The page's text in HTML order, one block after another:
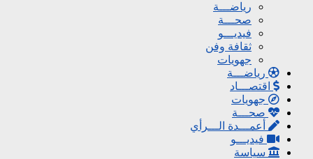
رياضـــة
صحـــة
فيديـــو
ثقافة وفن
جهويات
رياضـــة
اقتصـــاد
جهويات
صحـــة
أعمـــدة الـــرأي
فيديـــو
سياسة